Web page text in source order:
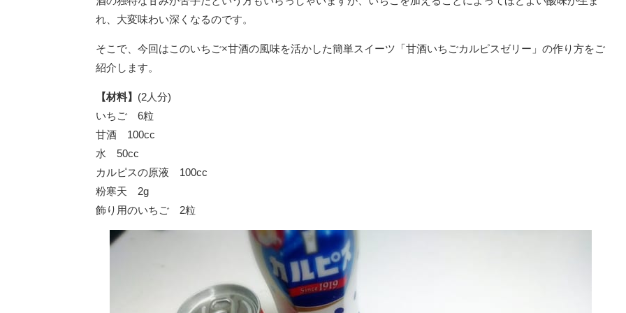
れ、大変味わい深くなるのです。
そこで、今回はこのいちご×甘酒の風味を活かした簡単スイーツ「甘酒いちごカルピスゼリー」の作り方をご
紹介します。
【材料】 (2人分)
いちご 6粒
甘酒 100cc
水 50cc
カルピスの原液 100cc
粉寒天 2g
飾り用のいちご 2粒